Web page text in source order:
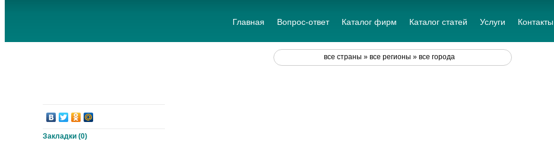
Главная Вопрос-ответ Каталог фирм Каталог статей Услуги Контакты
Закладки (0)
все страны » все регионы » все города